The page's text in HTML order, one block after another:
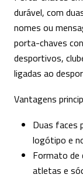
durável, com
nomes ou
porta-chaves
desportivos,
ligadas ao
Vantagens
Duas faces
logótipo e
Formato de
atletas e